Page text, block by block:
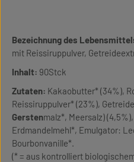
Bezeichnung des
mit Reissiruppulver,
Inhalt: 90Stck
Zutaten: Kakaobutter* (34%),
Reissiruppulver* (23%),
Gerstenmalz*, Meersalz)
Erdmandelmehl*, Emulgator:
Bourbonvanille*.
(* = aus kontrolliert